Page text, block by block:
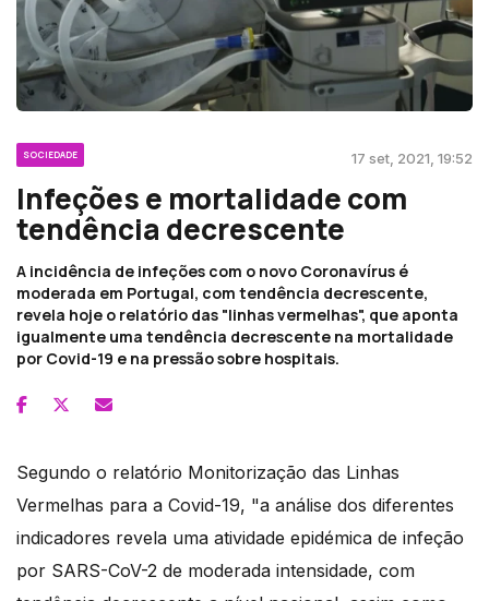
SOCIEDADE 17 set, 2021, 19:52
Infeções e mortalidade com
tendência decrescente
A incidência de infeções com o novo Coronavírus é
moderada em Portugal, com tendência decrescente,
revela hoje o relatório das "linhas vermelhas", que aponta
igualmente uma tendência decrescente na mortalidade
por Covid-19 e na pressão sobre hospitais.
Segundo o relatório Monitorização das Linhas
Vermelhas para a Covid-19, "a análise dos diferentes
indicadores revela uma atividade epidémica de infeção
por SARS-CoV-2 de moderada intensidade, com